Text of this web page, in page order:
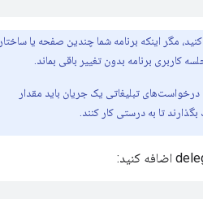
کنید، مگر اینکه برنامه شما چندین صفحه یا ساختار
کاربری برنامه بدون تغییر باقی بماند.
تبلیغاتی یک جریان باید مقدار
تا به درستی کار کنند.